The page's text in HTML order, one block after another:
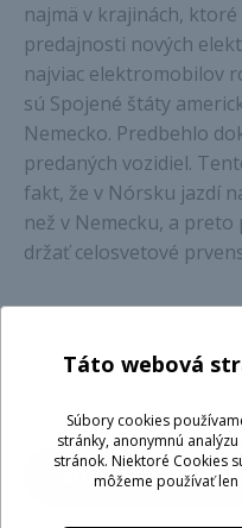
najmä v krajinách,
predajnosti nových
najviac elektromobilov
sú Spojené štáty
Nemecko. Predbehlo
predaných vozidiel.
fakt, že v Nórsku jazdí
než v Nemecku, a
držať celosvetové
Stúpa aj trend
Táto webová
Súbory cookies
stránky, anonymnú
stránok. Niektoré Cookies
môžeme používať